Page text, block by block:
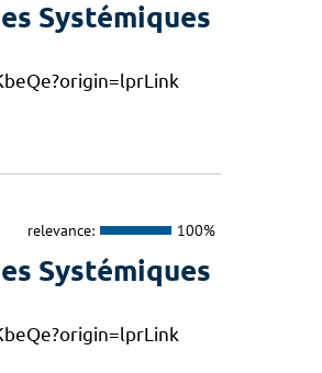
Systémiques
relevance: 100%
Systémiques